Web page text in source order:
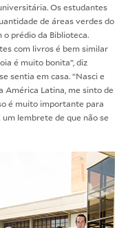
Os estudantes
de áreas verdes do
o prédio da Biblioteca.
com livros é bem similar
é muito bonita”, diz
sentia em casa. “Nasci e
América Latina, me sinto de
é muito importante para
lembrete de que não se